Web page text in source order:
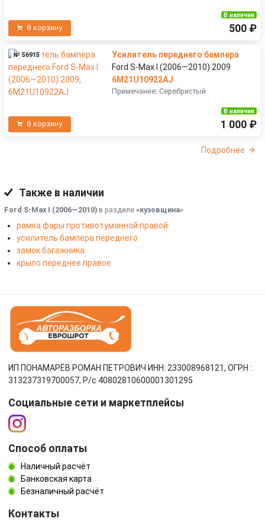
В корзину
В наличии
500 ₽
№ 56915
Усилитель переднего бампера
Ford S-Max I (2006—2010) 2009
6M21U10922AJ
Примечание: Серебристый
В корзину
В наличии
1 000 ₽
Подробнее
Также в наличии
Ford S-Max I (2006—2010) в разделе «кузовщина»
рамка фары противотуманной правой
усилитель бампера переднего
замок багажника
крыло переднее правое
ИП ПОНАМАРЁВ РОМАН ПЕТРОВИЧ ИНН: 233008968121, ОГРН :
313237319700057, Р/c 40802810600001301295
Социальные сети и маркетплейсы
Способ оплаты
Наличный расчёт
Банковская карта
Безналичный расчёт
Контакты